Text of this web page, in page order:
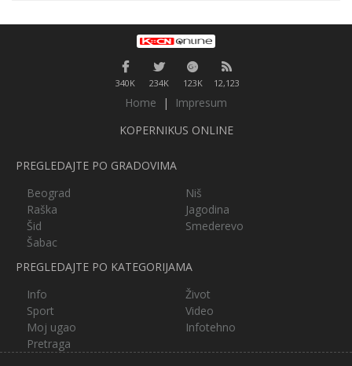
340K 234K 123K 12,123
Home |
Impresum
KOPERNIKUS ONLINE
PREGLEDAJTE PO GRADOVIMA
Beograd
Niš
Raška
Jagodina
Šid
Smederevo
Šabac
PREGLEDAJTE PO KATEGORIJAMA
Info
Život
Sport
Video
Moj ugao
Infotehno
Pretraga